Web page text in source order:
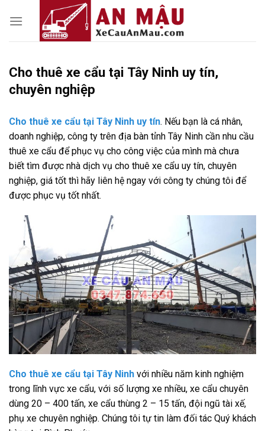
Cho thuê xe cẩu tại Tây Ninh uy tín,
chuyên nghiệp
Cho thuê xe cẩu tại Tây Ninh uy tín. Nếu bạn là cá nhân,
doanh nghiệp, công ty trên địa bàn tỉnh Tây Ninh cần nhu cầu
thuê xe cẩu để phục vụ cho công việc của mình mà chưa
biết tìm được nhà dịch vụ cho thuê xe cẩu uy tín, chuyên
nghiệp, giá tốt thì hãy liên hệ ngay với công ty chúng tôi để
được phục vụ tốt nhất.
Cho thuê xe cẩu tại Tây Ninh với nhiều năm kinh nghiệm
trong lĩnh vực xe cẩu, với số lượng xe nhiều, xe cẩu chuyên
dùng 20 – 400 tấn, xe cẩu thùng 2 – 15 tấn, đội ngũ tài xế,
phụ xe chuyên nghiệp. Chúng tôi tự tin làm đối tác Quý khách